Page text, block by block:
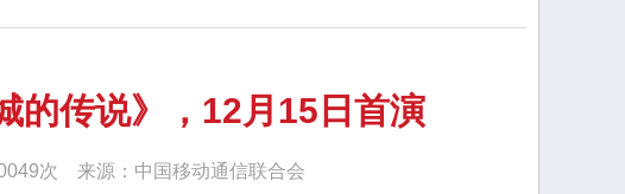
的传说》，12月15日首演
次 来源：中国移动通信联合会